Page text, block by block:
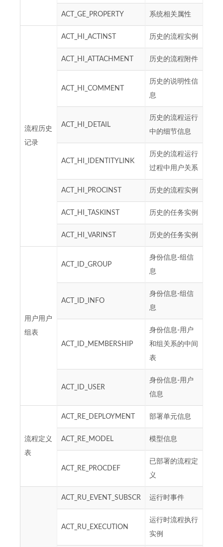
ACT_GE_PROPERTY 系统相关属性
流程历史
记录
ACT_HI_ACTINST 历史的流程实例
ACT_HI_ATTACHMENT 历史的流程附件
ACT_HI_COMMENT
历史的说明性信
息
ACT_HI_DETAIL
历史的流程运行
中的细节信息
ACT_HI_IDENTITYLINK
历史的流程运行
过程中用户关系
ACT_HI_PROCINST 历史的流程实例
ACT_HI_TASKINST 历史的任务实例
ACT_HI_VARINST 历史的任务实例
用户用户
组表
ACT_ID_GROUP
身份信息-组信
息
ACT_ID_INFO
身份信息-组信
息
ACT_ID_MEMBERSHIP
身份信息-用户
和组关系的中间
表
ACT_ID_USER
身份信息-用户
信息
流程定义
表
ACT_RE_DEPLOYMENT 部署单元信息
ACT_RE_MODEL 模型信息
ACT_RE_PROCDEF
已部署的流程定
义
ACT_RU_EVENT_SUBSCR 运行时事件
ACT_RU_EXECUTION
运行时流程执行
实例